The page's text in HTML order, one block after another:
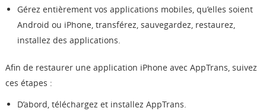
Gérez entièrement vos applications mobiles, qu’elles soient
Android ou iPhone, transférez, sauvegardez, restaurez,
installez des applications.
Afin de restaurer une application iPhone avec AppTrans, suivez
ces étapes :
D’abord, téléchargez et installez AppTrans.